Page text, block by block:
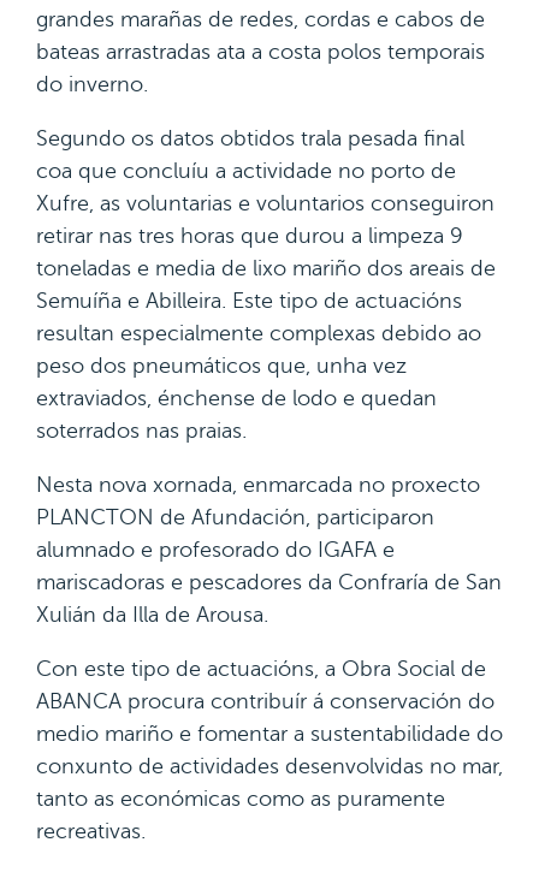
grandes marañas de redes, cordas e cabos de
bateas arrastradas ata a costa polos temporais
do inverno.
Segundo os datos obtidos trala pesada final
coa que concluíu a actividade no porto de
Xufre, as voluntarias e voluntarios conseguiron
retirar nas tres horas que durou a limpeza 9
toneladas e media de lixo mariño dos areais de
Semuíña e Abilleira. Este tipo de actuacións
resultan especialmente complexas debido ao
peso dos pneumáticos que, unha vez
extraviados, énchense de lodo e quedan
soterrados nas praias.
Nesta nova xornada, enmarcada no proxecto
PLANCTON de Afundación, participaron
alumnado e profesorado do IGAFA e
mariscadoras e pescadores da Confraría de San
Xulián da Illa de Arousa.
Con este tipo de actuacións, a Obra Social de
ABANCA procura contribuír á conservación do
medio mariño e fomentar a sustentabilidade do
conxunto de actividades desenvolvidas no mar,
tanto as económicas como as puramente
recreativas.